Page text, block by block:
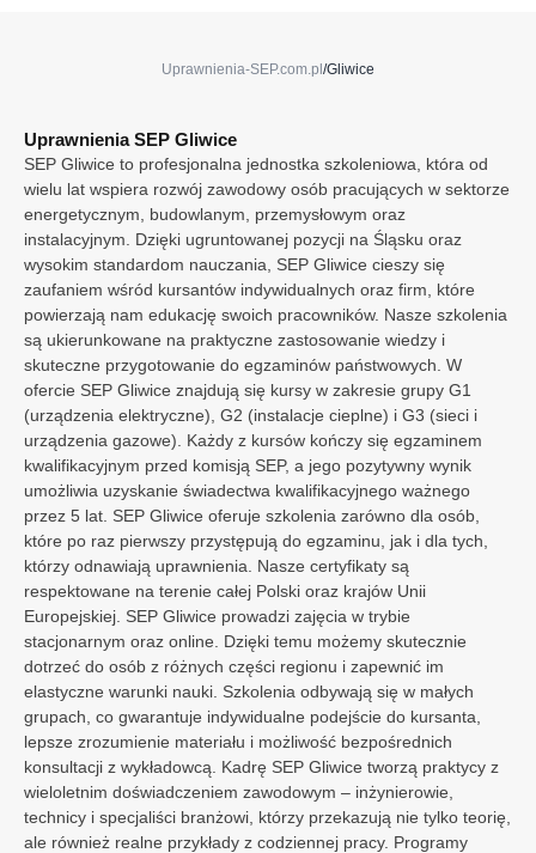
Niemcy
Norwegia
Szwecja
Wielka Brytania
Włochy
Unia Europejska
Uprawnienia-SEP.com.pl /Gliwice
Uprawnienia SEP Gliwice
SEP Gliwice to profesjonalna jednostka szkoleniowa, która od
wielu lat wspiera rozwój zawodowy osób pracujących w sektorze
energetycznym, budowlanym, przemysłowym oraz
instalacyjnym. Dzięki ugruntowanej pozycji na Śląsku oraz
wysokim standardom nauczania, SEP Gliwice cieszy się
zaufaniem wśród kursantów indywidualnych oraz firm, które
powierzają nam edukację swoich pracowników. Nasze szkolenia
są ukierunkowane na praktyczne zastosowanie wiedzy i
skuteczne przygotowanie do egzaminów państwowych. W
ofercie SEP Gliwice znajdują się kursy w zakresie grupy G1
(urządzenia elektryczne), G2 (instalacje cieplne) i G3 (sieci i
urządzenia gazowe). Każdy z kursów kończy się egzaminem
kwalifikacyjnym przed komisją SEP, a jego pozytywny wynik
umożliwia uzyskanie świadectwa kwalifikacyjnego ważnego
przez 5 lat. SEP Gliwice oferuje szkolenia zarówno dla osób,
które po raz pierwszy przystępują do egzaminu, jak i dla tych,
którzy odnawiają uprawnienia. Nasze certyfikaty są
respektowane na terenie całej Polski oraz krajów Unii
Europejskiej. SEP Gliwice prowadzi zajęcia w trybie
stacjonarnym oraz online. Dzięki temu możemy skutecznie
dotrzeć do osób z różnych części regionu i zapewnić im
elastyczne warunki nauki. Szkolenia odbywają się w małych
grupach, co gwarantuje indywidualne podejście do kursanta,
lepsze zrozumienie materiału i możliwość bezpośrednich
konsultacji z wykładowcą. Kadrę SEP Gliwice tworzą praktycy z
wieloletnim doświadczeniem zawodowym – inżynierowie,
technicy i specjaliści branżowi, którzy przekazują nie tylko teorię,
ale również realne przykłady z codziennej pracy. Programy